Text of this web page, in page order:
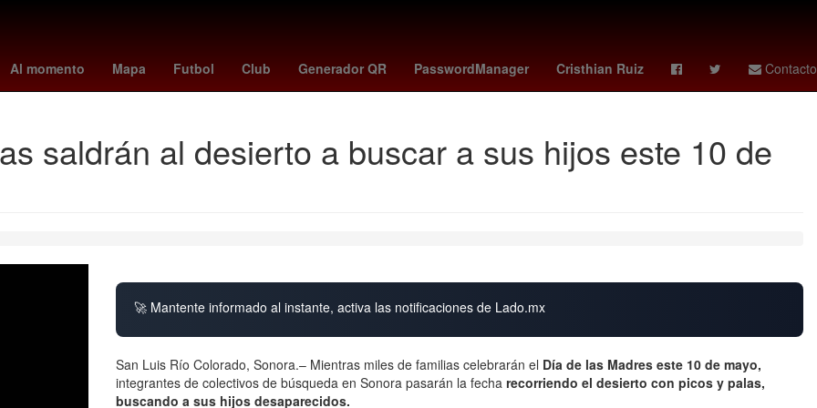
Al momento Mapa Futbol Club Generador QR PasswordManager Cristhian Ruiz Contacto
China dmax mexico 27 de marzo Juventus de Turín padres - astros Nuevo León Rosario HBO
saldrán al desierto a buscar a sus hijos este 10 de
🚀 Mantente informado al instante, activa las notificaciones de Lado.mx
San Luis Río Colorado, Sonora.– Mientras miles de familias celebrarán el Día de las Madres este 10 de mayo,
integrantes de colectivos de búsqueda en Sonora pasarán la fecha recorriendo el desierto con picos y palas,
buscando a sus hijos desaparecidos.